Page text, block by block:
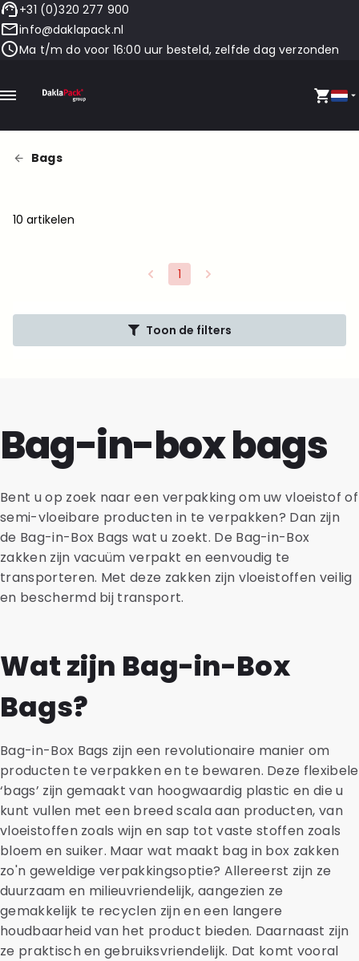
+31 (0)320 277 900
info@daklapack.nl
Ma t/m do voor 16:00 uur besteld, zelfde dag verzonden
Bags
10 artikelen
1
Toon de filters
Bag-in-box bags
Bent u op zoek naar een verpakking om uw vloeistof of
semi-vloeibare producten in te verpakken? Dan zijn
de Bag-in-Box Bags wat u zoekt. De Bag-in-Box
zakken zijn vacuüm verpakt en eenvoudig te
transporteren. Met deze zakken zijn vloeistoffen veilig
en beschermd bij transport.
Wat zijn Bag-in-Box
Bags?
Bag-in-Box Bags zijn een revolutionaire manier om
producten te verpakken en te bewaren. Deze flexibele
‘bags’ zijn gemaakt van hoogwaardig plastic en die u
kunt vullen met een breed scala aan producten, van
vloeistoffen zoals wijn en sap tot vaste stoffen zoals
bloem en suiker. Maar wat maakt bag in box zakken
zo'n geweldige verpakkingsoptie? Allereerst zijn ze
duurzaam en milieuvriendelijk, aangezien ze
gemakkelijk te recyclen zijn en een langere
houdbaarheid van het product bieden. Daarnaast zijn
ze praktisch en gebruiksvriendelijk. Dat komt vooral